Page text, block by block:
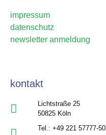
impressum
datenschutz
newsletter anmeldung
kontakt
Lichtstraße 25
50825 Köln
Tel.: +49 221 57777-50